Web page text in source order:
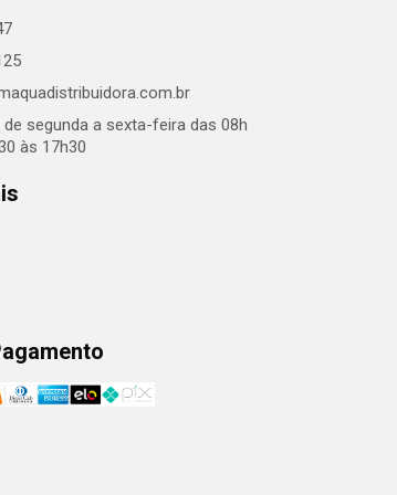
segunda a sexta-feira das 08h
às 17h30